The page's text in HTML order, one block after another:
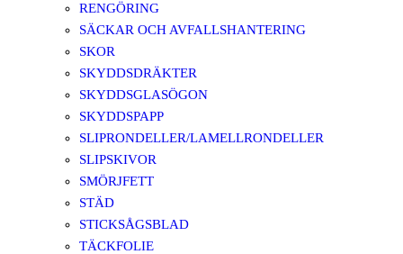
RENGÖRING
SÄCKAR OCH AVFALLSHANTERING
SKOR
SKYDDSDRÄKTER
SKYDDSGLASÖGON
SKYDDSPAPP
SLIPRONDELLER/LAMELLRONDELLER
SLIPSKIVOR
SMÖRJFETT
STÄD
STICKSÅGSBLAD
TÄCKFOLIE